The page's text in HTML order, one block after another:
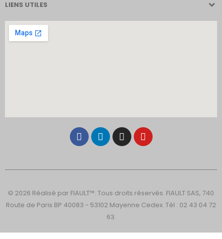
LIENS UTILES
© 2026 Réalisé par FIAULT™. Tous droits réservés. FIAULT SAS, 740
Route de Paris BP 40083 - 53102 Mayenne Cedex. Tél : 02 43 04 72
63.